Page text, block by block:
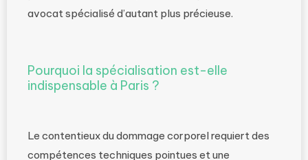
avocat spécialisé d’autant plus précieuse.
Pourquoi la spécialisation est-elle
indispensable à Paris ?
Le contentieux du dommage corporel requiert des
compétences techniques pointues et une